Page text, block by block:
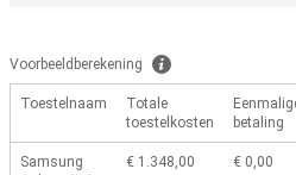
Voorbeeldberekening
Toestelnaam
Totale
toestelkosten
betaling
Samsung
€ 1.348,00 € 0,00